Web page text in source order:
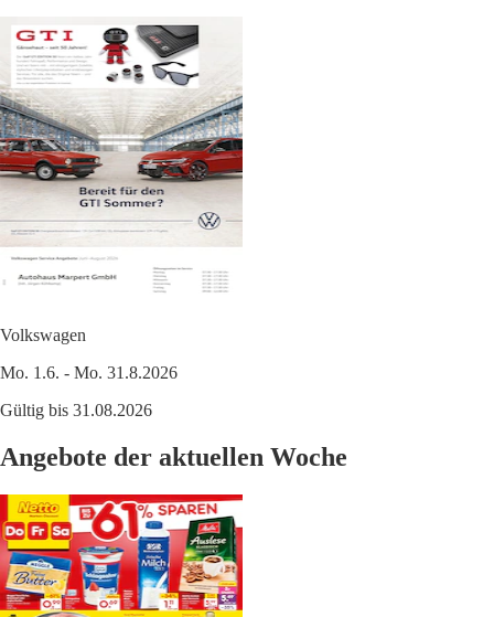
Volkswagen
Mo. 1.6. - Mo. 31.8.2026
Gültig bis 31.08.2026
Angebote der aktuellen Woche